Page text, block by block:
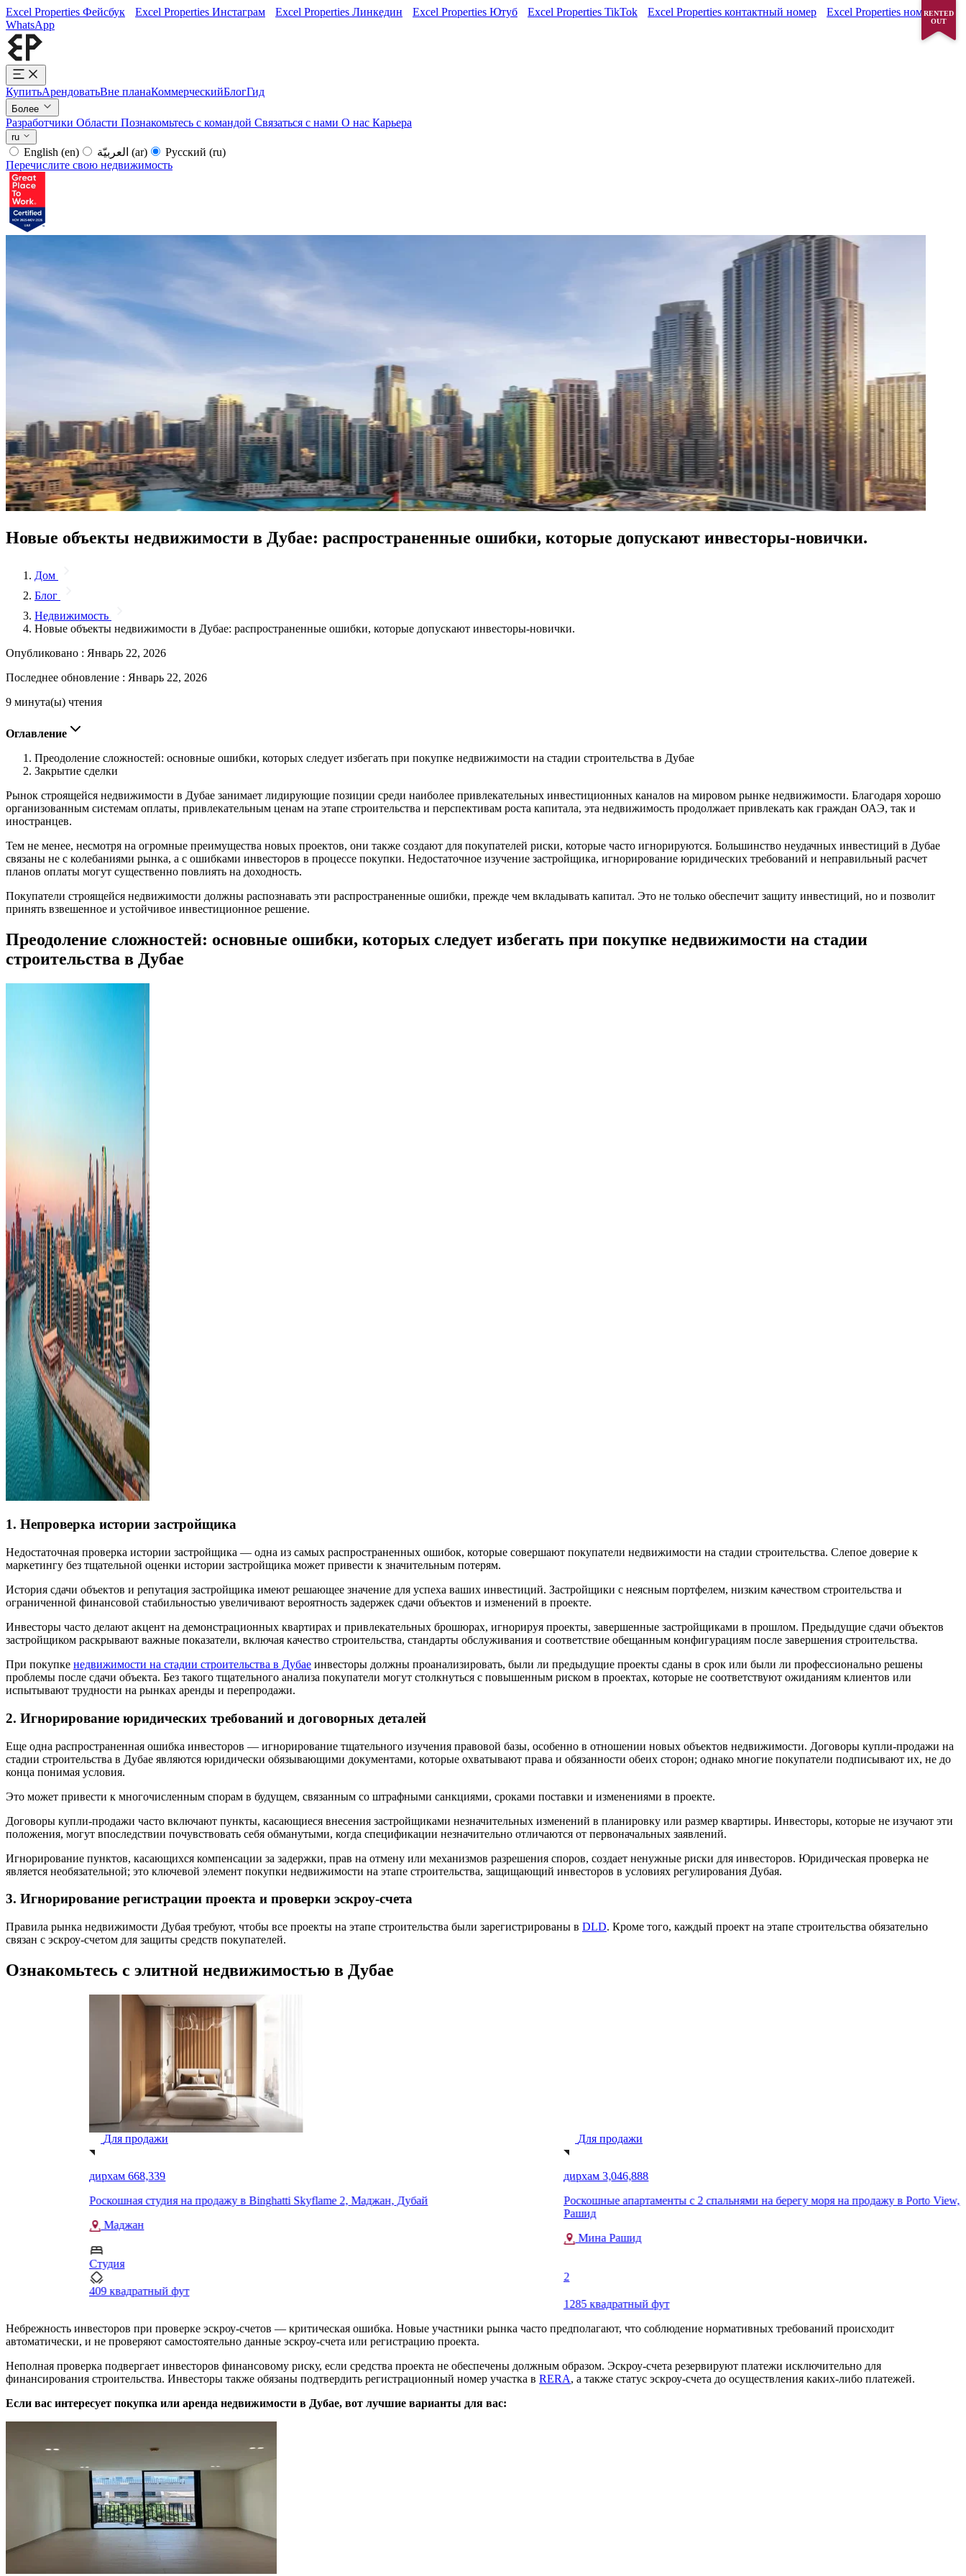
Excel Properties Фейсбук Excel Properties Инстаграм Excel Properties Линкедин Excel Properties Ютуб Excel Properties TikTok Excel Properties контактный номер
Excel Properties номер
WhatsApp
КупитьАрендоватьВне планаКоммерческийБлогГид
Более
Разработчики Области Познакомьтесь с командой Связаться с нами О нас Карьера
ru
English (en) (ar) Русский (ru)
Перечислите свою недвижимость
Новые объекты недвижимости в Дубае: распространенные ошибки, которые допускают инвесторы-новички.
Дом
Блог
Недвижимость
Новые объекты недвижимости в Дубае: распространенные ошибки, которые допускают инвесторы-новички.
Опубликовано : Январь 22, 2026
Последнее обновление : Январь 22, 2026
9 минута(ы) чтения
Оглавление
Преодоление сложностей: основные ошибки, которых следует избегать при покупке недвижимости на стадии строительства в Дубае
Закрытие сделки
Рынок строящейся недвижимости в Дубае занимает лидирующие позиции среди наиболее привлекательных инвестиционных каналов на мировом рынке недвижимости. Благодаря хорошо
организованным системам оплаты, привлекательным ценам на этапе строительства и перспективам роста капитала, эта недвижимость продолжает привлекать как граждан ОАЭ, так и
иностранцев.
Тем не менее, несмотря на огромные преимущества новых проектов, они также создают для покупателей риски, которые часто игнорируются. Большинство неудачных инвестиций в Дубае
связаны не с колебаниями рынка, а с ошибками инвесторов в процессе покупки. Недостаточное изучение застройщика, игнорирование юридических требований и неправильный расчет
планов оплаты могут существенно повлиять на доходность.
Покупатели строящейся недвижимости должны распознавать эти распространенные ошибки, прежде чем вкладывать капитал. Это не только обеспечит защиту инвестиций, но и позволит
принять взвешенное и устойчивое инвестиционное решение.
Преодоление сложностей: основные ошибки, которых следует избегать при покупке недвижимости на стадии
строительства в Дубае
1. Непроверка истории застройщика
Недостаточная проверка истории застройщика — одна из самых распространенных ошибок, которые совершают покупатели недвижимости на стадии строительства. Слепое доверие к
маркетингу без тщательной оценки истории застройщика может привести к значительным потерям.
История сдачи объектов и репутация застройщика имеют решающее значение для успеха ваших инвестиций. Застройщики с неясным портфелем, низким качеством строительства и
ограниченной финансовой стабильностью увеличивают вероятность задержек сдачи объектов и изменений в проекте.
Инвесторы часто делают акцент на демонстрационных квартирах и привлекательных брошюрах, игнорируя проекты, завершенные застройщиками в прошлом. Предыдущие сдачи объектов
застройщиком раскрывают важные показатели, включая качество строительства, стандарты обслуживания и соответствие обещанным конфигурациям после завершения строительства.
При покупке недвижимости на стадии строительства в Дубае инвесторы должны проанализировать, были ли предыдущие проекты сданы в срок или были ли профессионально решены
проблемы после сдачи объекта. Без такого тщательного анализа покупатели могут столкнуться с повышенным риском в проектах, которые не соответствуют ожиданиям клиентов или
испытывают трудности на рынках аренды и перепродажи.
2. Игнорирование юридических требований и договорных деталей
Еще одна распространенная ошибка инвесторов — игнорирование тщательного изучения правовой базы, особенно в отношении новых объектов недвижимости. Договоры купли-продажи на
стадии строительства в Дубае являются юридически обязывающими документами, которые охватывают права и обязанности обеих сторон; однако многие покупатели подписывают их, не до
конца понимая условия.
Это может привести к многочисленным спорам в будущем, связанным со штрафными санкциями, сроками поставки и изменениями в проекте.
Договоры купли-продажи часто включают пункты, касающиеся внесения застройщиками незначительных изменений в планировку или размер квартиры. Инвесторы, которые не изучают эти
положения, могут впоследствии почувствовать себя обманутыми, когда спецификации незначительно отличаются от первоначальных заявлений.
Игнорирование пунктов, касающихся компенсации за задержки, прав на отмену или механизмов разрешения споров, создает ненужные риски для инвесторов. Юридическая проверка не
является необязательной; это ключевой элемент покупки недвижимости на этапе строительства, защищающий инвесторов в условиях регулирования Дубая.
3. Игнорирование регистрации проекта и проверки эскроу-счета
Правила рынка недвижимости Дубая требуют, чтобы все проекты на этапе строительства были зарегистрированы в DLD. Кроме того, каждый проект на этапе строительства обязательно
связан с эскроу-счетом для защиты средств покупателей.
Ознакомьтесь с элитной недвижимостью в Дубае
дирхам 668,339
Роскошная студия на продажу в Binghatti Skyflame 2, Маджан, Дубай
409 квадратный фут
дирхам 3,046,888
Роскошные апартаменты с 2 спальнями на берегу моря на продажу в Porto View, Мина
Мина Рашид
1285 квадратный фут
Небрежность инвесторов при проверке эскроу-счетов — критическая ошибка. Новые участники рынка часто предполагают, что соблюдение нормативных требований происходит
автоматически, и не проверяют самостоятельно данные эскроу-счета или регистрацию проекта.
Неполная проверка подвергает инвесторов финансовому риску, если средства проекта не обеспечены должным образом. Эскроу-счета резервируют платежи исключительно для
финансирования строительства. Инвесторы также обязаны подтвердить регистрационный номер участка в RERA, а также статус эскроу-счета до осуществления каких-либо платежей.
Если вас интересует покупка или аренда недвижимости в Дубае, вот лучшие варианты для вас:
RENTED
OUT